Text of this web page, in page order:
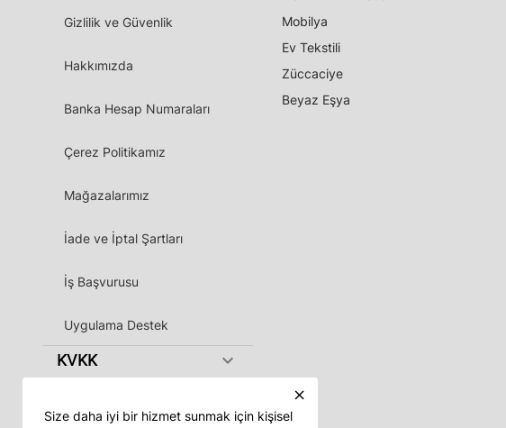
Gizlilik ve Güvenlik
Hakkımızda
Banka Hesap Numaraları
Çerez Politikamız
Mağazalarımız
İade ve İptal Şartları
İş Başvurusu
Uygulama Destek
KVKK keyboard_arrow_down
Mobilya
Ev Tekstili
Züccaciye
Beyaz Eşya
close
Size daha iyi bir hizmet sunmak için kişisel